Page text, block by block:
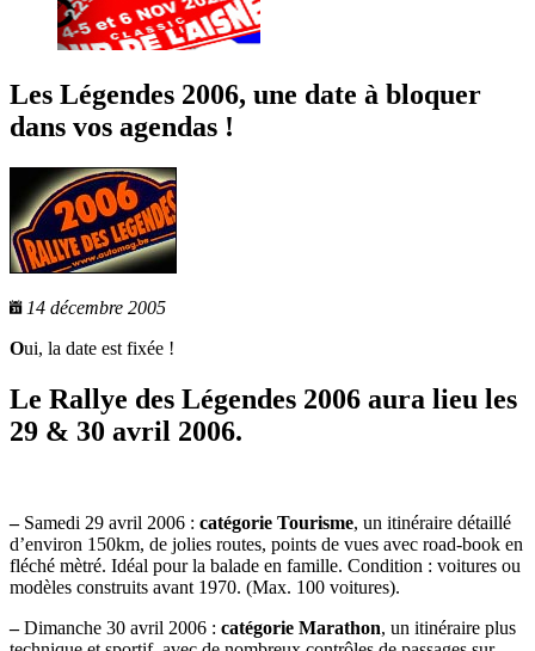
Les Légendes 2006, une date à bloquer
dans vos agendas !
14 décembre 2005
Oui, la date est fixée !
Le Rallye des Légendes 2006 aura lieu les
29 & 30 avril 2006.
–Samedi 29 avril 2006 : catégorie Tourisme, un itinéraire détaillé
d’environ 150km, de jolies routes, points de vues avec road-book en
fléché mètré. Idéal pour la balade en famille. Condition : voitures ou
modèles construits avant 1970. (Max. 100 voitures).
–Dimanche 30 avril 2006 : catégorie Marathon, un itinéraire plus